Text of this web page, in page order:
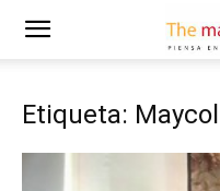
Etiqueta: